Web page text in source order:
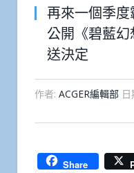
再來一個季度
公開《碧藍
送決定
作者: ACGER編輯部 日
Share